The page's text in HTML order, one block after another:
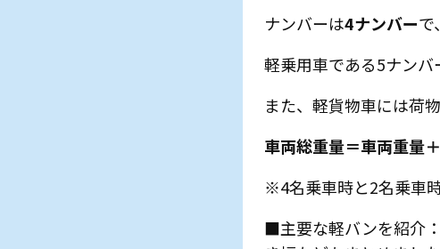
ナンバーは4ナンバーで
軽乗用車である5ナンバ
また、軽貨物車には荷
車両総重量＝車両重量
※4名乗車時と2名乗車
■主要な軽バンを紹介：